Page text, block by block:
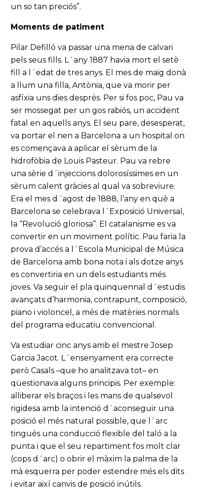
un so tan preciós”.
Moments de patiment
Pilar Defilló va passar una mena de calvari
pels seus fills. L´any 1887 havia mort el setè
fill a l´edat de tres anys. El mes de maig donà
a llum una filla, Antònia, que va morir per
asfíxia uns dies després. Per si fos poc, Pau va
ser mossegat per un gos rabiós, un accident
fatal en aquells anys. El seu pare, desesperat,
va portar el nen a Barcelona a un hospital on
es començava a aplicar el sèrum de la
hidrofòbia de Louis Pasteur. Pau va rebre
una sèrie d´injeccions dolorosíssimes en un
sèrum calent gràcies al qual va sobreviure.
Era el mes d´agost de 1888, l’any en què a
Barcelona se celebrava l´Exposició Universal,
la “Revolució gloriosa”. El catalanisme es va
convertir en un moviment polític. Pau faria la
prova d’accés a l´Escola Municipal de Música
de Barcelona amb bona nota i als dotze anys
es convertiria en un dels estudiants més
joves. Va seguir el pla quinquennal d´estudis
avançats d’harmonia, contrapunt, composició,
piano i violoncel, a més de matèries normals
del programa educatiu convencional.
Va estudiar cinc anys amb el mestre Josep
Garcia Jacot. L´ensenyament era correcte
però Casals –que ho analitzava tot– en
qüestionava alguns principis. Per exemple:
alliberar els braços i les mans de qualsevol
rigidesa amb la intenció d´aconseguir una
posició el més natural possible, que l´arc
tingués una conducció flexible del taló a la
punta i que el seu repartiment fos molt clar
(cops d´arc) o obrir el màxim la palma de la
mà esquerra per poder estendre més els dits
i evitar així canvis de posició inútils.